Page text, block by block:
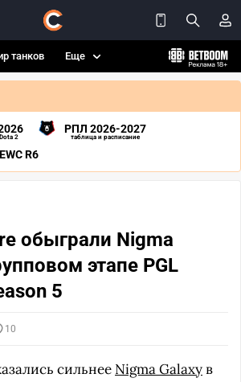
танков Еще
2
РПЛ 2026-2027
таблица и расписание
EWC R6
обыграли Nigma
этапе PGL
5
10
сильнее Nigma Galaxyв